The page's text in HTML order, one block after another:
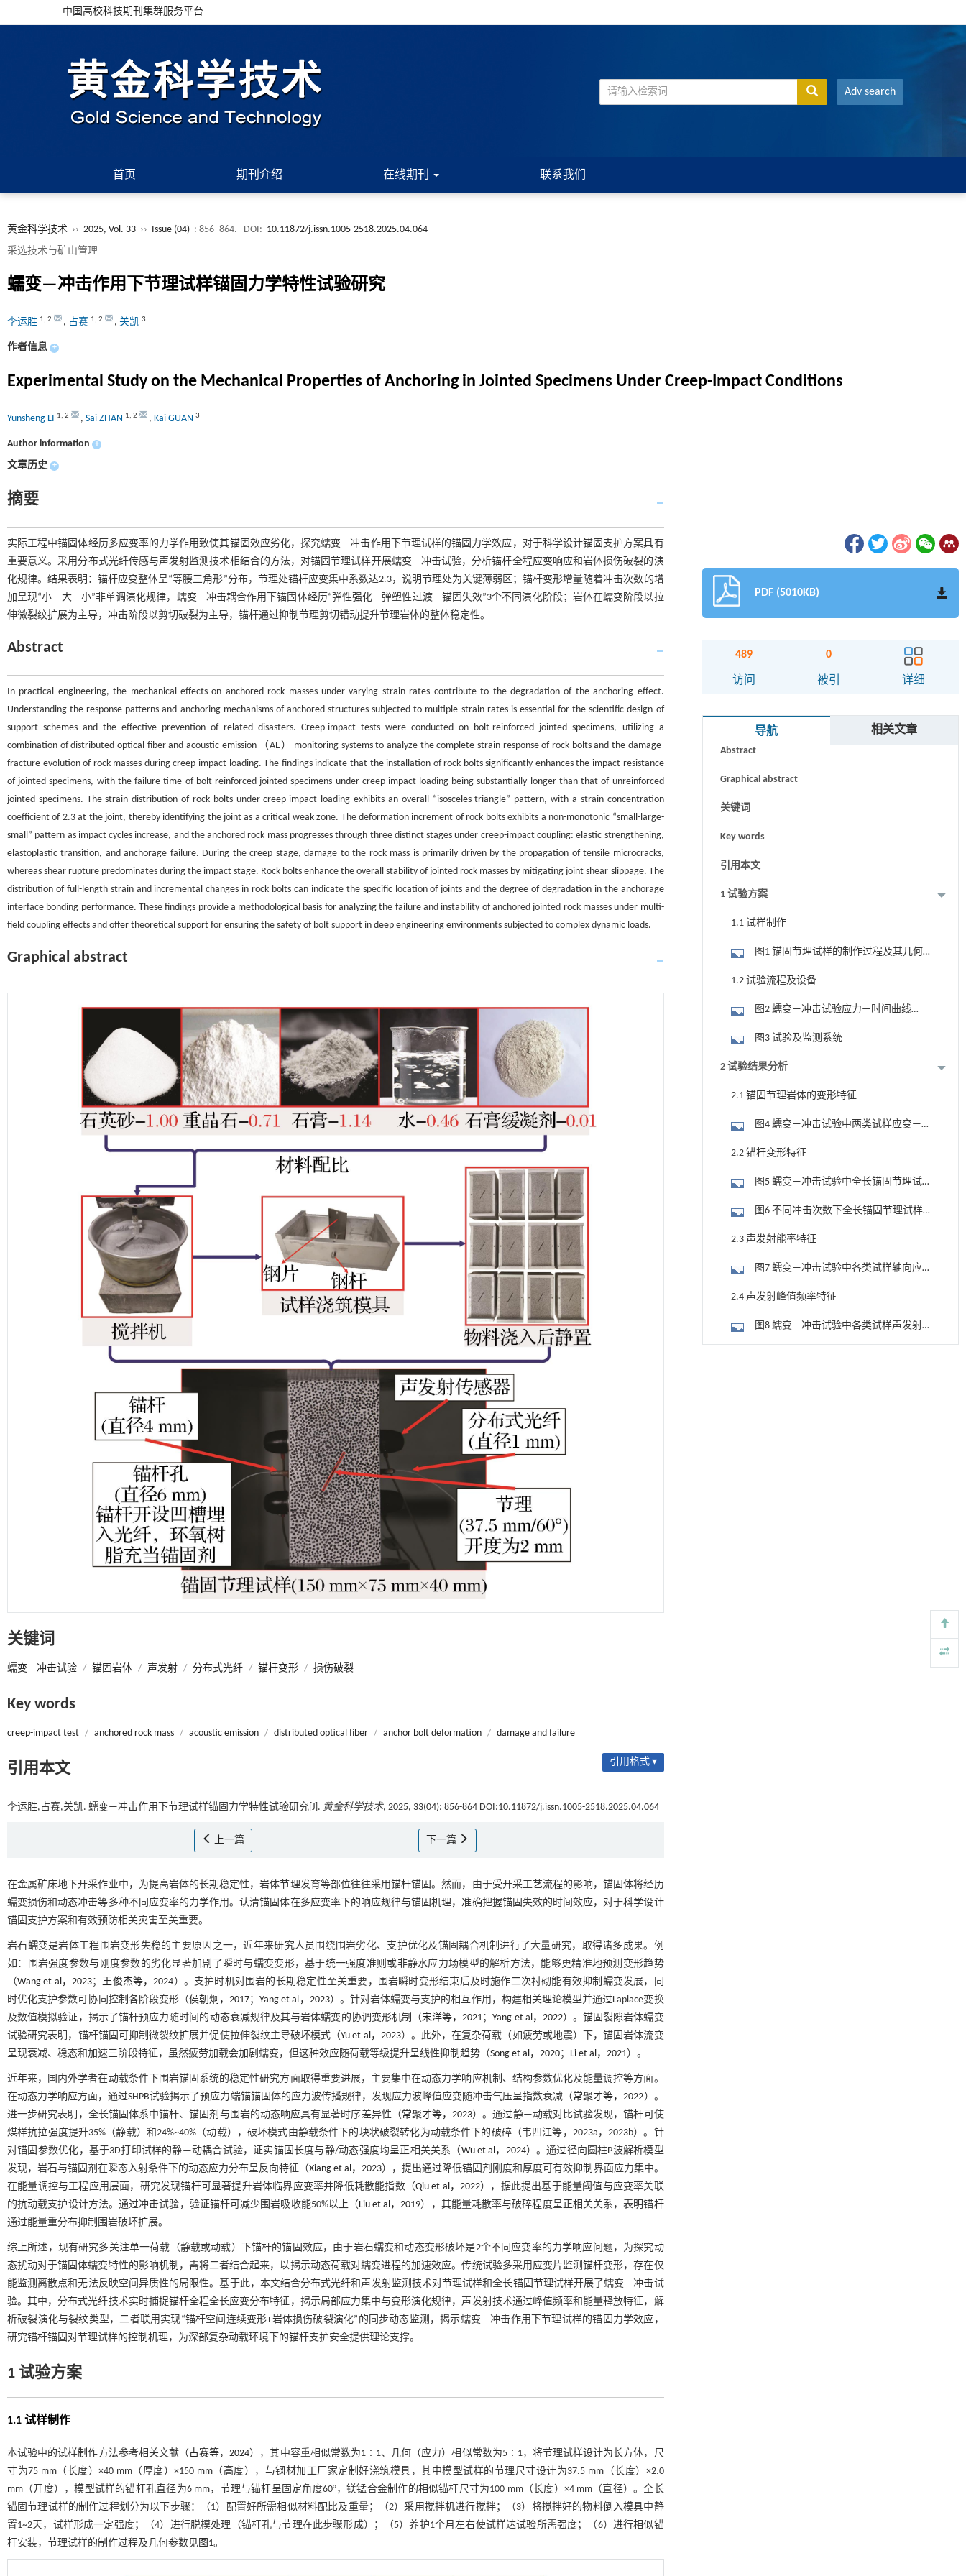
中国高校科技期刊集群服务平台
Adv search
首页 期刊介绍 在线期刊 联系我们
黄金科学技术 ›› 2025, Vol. 33 ›› Issue (04) : 856 -864. DOI: 10.11872/j.issn.1005-2518.2025.04.064
采选技术与矿山管理
蠕变—冲击作用下节理试样锚固力学特性试验研究
李运胜 1, 2 , 占赛 1, 2 , 关凯 3
作者信息 +
Experimental Study on the Mechanical Properties of Anchoring in Jointed Specimens Under Creep-Impact Conditions
Yunsheng LI 1, 2 , Sai ZHAN 1, 2 , Kai GUAN 3
Author information +
文章历史 +
摘要
实际工程中锚固体经历多应变率的力学作用致使其锚固效应劣化，探究蠕变—冲击作用下节理试样的锚固力学效应，对于科学设计锚固支护方案具有
重要意义。采用分布式光纤传感与声发射监测技术相结合的方法，对锚固节理试样开展蠕变—冲击试验，分析锚杆全程应变响应和岩体损伤破裂的演
化规律。结果表明：锚杆应变整体呈“等腰三角形”分布，节理处锚杆应变集中系数达2.3，说明节理处为关键薄弱区；锚杆变形增量随着冲击次数的增
加呈现“小—大—小”非单调演化规律，蠕变—冲击耦合作用下锚固体经历“弹性强化—弹塑性过渡—锚固失效”3个不同演化阶段；岩体在蠕变阶段以拉
伸微裂纹扩展为主导，冲击阶段以剪切破裂为主导，锚杆通过抑制节理剪切错动提升节理岩体的整体稳定性。
Abstract
In practical engineering, the mechanical effects on anchored rock masses under varying strain rates contribute to the degradation of the anchoring effect.
Understanding the response patterns and anchoring mechanisms of anchored structures subjected to multiple strain rates is essential for the scientific design of
support schemes and the effective prevention of related disasters. Creep-impact tests were conducted on bolt-reinforced jointed specimens, utilizing a
combination of distributed optical fiber and acoustic emission （AE） monitoring systems to analyze the complete strain response of rock bolts and the damage-
fracture evolution of rock masses during creep-impact loading. The findings indicate that the installation of rock bolts significantly enhances the impact resistance
of jointed specimens, with the failure time of bolt-reinforced jointed specimens under creep-impact loading being substantially longer than that of unreinforced
jointed specimens. The strain distribution of rock bolts under creep-impact loading exhibits an overall “isosceles triangle” pattern, with a strain concentration
coefficient of 2.3 at the joint, thereby identifying the joint as a critical weak zone. The deformation increment of rock bolts exhibits a non-monotonic “small-large-
small” pattern as impact cycles increase, and the anchored rock mass progresses through three distinct stages under creep-impact coupling: elastic strengthening,
elastoplastic transition, and anchorage failure. During the creep stage, damage to the rock mass is primarily driven by the propagation of tensile microcracks,
whereas shear rupture predominates during the impact stage. Rock bolts enhance the overall stability of jointed rock masses by mitigating joint shear slippage. The
distribution of full-length strain and incremental changes in rock bolts can indicate the specific location of joints and the degree of degradation in the anchorage
interface bonding performance. These findings provide a methodological basis for analyzing the failure and instability of anchored jointed rock masses under multi-
field coupling effects and offer theoretical support for ensuring the safety of bolt support in deep engineering environments subjected to complex dynamic loads.
Graphical abstract
关键词
蠕变—冲击试验 / 锚固岩体 / 声发射 / 分布式光纤 / 锚杆变形 / 损伤破裂
Key words
creep-impact test / anchored rock mass / acoustic emission / distributed optical fiber / anchor bolt deformation / damage and failure
引用本文 引用格式 ▾
李运胜,占赛,关凯. 蠕变—冲击作用下节理试样锚固力学特性试验研究[J]. 黄金科学技术, 2025, 33(04): 856-864 DOI:10.11872/j.issn.1005-2518.2025.04.064
上一篇 下一篇
在金属矿床地下开采作业中，为提高岩体的长期稳定性，岩体节理发育等部位往往采用锚杆锚固。然而，由于受开采工艺流程的影响，锚固体将经历
蠕变损伤和动态冲击等多种不同应变率的力学作用。认清锚固体在多应变率下的响应规律与锚固机理，准确把握锚固失效的时间效应，对于科学设计
锚固支护方案和有效预防相关灾害至关重要。
岩石蠕变是岩体工程围岩变形失稳的主要原因之一，近年来研究人员围绕围岩劣化、支护优化及锚固耦合机制进行了大量研究，取得诸多成果。例
如：围岩强度参数与刚度参数的劣化显著加剧了瞬时与蠕变变形，基于统一强度准则或非静水应力场模型的解析方法，能够更精准地预测变形趋势
（Wang et al，2023；王俊杰等，2024）。支护时机对围岩的长期稳定性至关重要，围岩瞬时变形结束后及时施作二次衬砌能有效抑制蠕变发展，同
时优化支护参数可协同控制各阶段变形（侯朝炯，2017；Yang et al，2023）。针对岩体蠕变与支护的相互作用，构建相关理论模型并通过Laplace变换
及数值模拟验证，揭示了锚杆预应力随时间的动态衰减规律及其与岩体蠕变的协调变形机制（宋洋等，2021；Yang et al，2022）。锚固裂隙岩体蠕变
试验研究表明，锚杆锚固可抑制微裂纹扩展并促使拉伸裂纹主导破坏模式（Yu et al，2023）。此外，在复杂荷载（如疲劳或地震）下，锚固岩体流变
呈现衰减、稳态和加速三阶段特征，虽然疲劳加载会加剧蠕变，但这种效应随荷载等级提升呈线性抑制趋势（Song et al，2020； Li et al，2021）。
近年来，国内外学者在动载条件下围岩锚固系统的稳定性研究方面取得重要进展，主要集中在动态力学响应机制、结构参数优化及能量调控等方面。
在动态力学响应方面，通过SHPB试验揭示了预应力端锚锚固体的应力波传播规律，发现应力波峰值应变随冲击气压呈指数衰减（常聚才等，2022）。
进一步研究表明，全长锚固体系中锚杆、锚固剂与围岩的动态响应具有显著时序差异性（常聚才等，2023）。通过静—动载对比试验发现，锚杆可使
煤样抗拉强度提升35%（静载）和24%~40%（动载），破坏模式由静载条件下的块状破裂转化为动载条件下的破碎（韦四江等，2023a，2023b）。针
对锚固参数优化，基于3D打印试样的静—动耦合试验，证实锚固长度与静/动态强度均呈正相关关系（Wu et al，2024）。通过径向圆柱P波解析模型
发现，岩石与锚固剂在瞬态入射条件下的动态应力分布呈反向特征（Xiang et al，2023），提出通过降低锚固剂刚度和厚度可有效抑制界面应力集中。
在能量调控与工程应用层面，研究发现锚杆可显著提升岩体临界应变率并降低耗散能指数（Qiu et al，2022），据此提出基于能量阈值与应变率关联
的抗动载支护设计方法。通过冲击试验，验证锚杆可减少围岩吸收能50%以上（Liu et al，2019），其能量耗散率与破碎程度呈正相关关系，表明锚杆
通过能量重分布抑制围岩破坏扩展。
综上所述，现有研究多关注单一荷载（静载或动载）下锚杆的锚固效应，由于岩石蠕变和动态变形破坏是2个不同应变率的力学响应问题，为探究动
态扰动对于锚固体蠕变特性的影响机制，需将二者结合起来，以揭示动态荷载对蠕变进程的加速效应。传统试验多采用应变片监测锚杆变形，存在仅
能监测离散点和无法反映空间异质性的局限性。基于此，本文结合分布式光纤和声发射监测技术对节理试样和全长锚固节理试样开展了蠕变—冲击试
验。其中，分布式光纤技术实时捕捉锚杆全程全长应变分布特征，揭示局部应力集中与变形演化规律，声发射技术通过峰值频率和能量释放特征，解
析破裂演化与裂纹类型，二者联用实现“锚杆空间连续变形+岩体损伤破裂演化”的同步动态监测，揭示蠕变—冲击作用下节理试样的锚固力学效应，
研究锚杆锚固对节理试样的控制机理，为深部复杂动载环境下的锚杆支护安全提供理论支撑。
1 试验方案
1.1 试样制作
本试验中的试样制作方法参考相关文献（ 占赛等，2024），其中容重相似常数为1∶1、几何（应力）相似常数为5∶1，将节理试样设计为长方体，尺
寸为75 mm（长度）×40 mm（厚度）×150 mm（高度），与钢材加工厂家定制好浇筑模具，其中模型试样的节理尺寸设计为37.5 mm（长度）×2.0
mm（开度），模型试样的锚杆孔直径为6 mm，节理与锚杆呈固定角度60°，镁锰合金制作的相似锚杆尺寸为100 mm（长度）×4 mm（直径）。全长
锚固节理试样的制作过程划分为以下步骤：（1）配置好所需相似材料配比及重量；（2）采用搅拌机进行搅拌；（3）将搅拌好的物料倒入模具中静
置1~2天，试样形成一定强度；（4）进行脱模处理（锚杆孔与节理在此步骤形成）；（5）养护1个月左右使试样达试验所需强度；（6）进行相似锚
杆安装，节理试样的制作过程及几何参数见图1。
PDF (5010KB)
489
访问
0
被引 详细
导航 相关文章
Abstract
Graphical abstract
关键词
Key words
引用本文
1 试验方案
1.1 试样制作
图1 锚固节理试样的制作过程及其几何
参数
1.2 试验流程及设备
图2 蠕变—冲击试验应力—时间曲线
（朱万成等，2019）
图3 试验及监测系统
2 试验结果分析
2.1 锚固节理岩体的变形特征
图4 蠕变—冲击试验中两类试样应变—
时间关系
2.2 锚杆变形特征
图5 蠕变—冲击试验中全长锚固节理试
样内部锚杆应变分布
图6 不同冲击次数下全长锚固节理试样
内部锚杆应变分布
2.3 声发射能率特征
图7 蠕变—冲击试验中各类试样轴向应
变—（累计）声发射能率—时间关系曲线
2.4 声发射峰值频率特征
图8 蠕变—冲击试验中各类试样声发射
峰值频率分布
用于背面供电网络的纯钌n-TSV加工与极致全干